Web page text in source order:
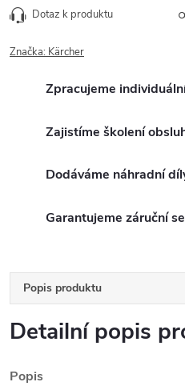
Dotaz k produktu
Značka: Kärcher
Zpracujeme
Zajistíme školení
Dodáváme náhradní
Garantujeme záruční
Popis produktu
Detailní popis
Popis